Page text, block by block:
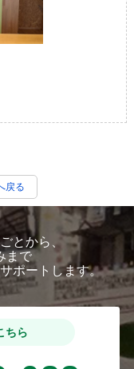
戻る
とから、
まで
ポートします。
ちら